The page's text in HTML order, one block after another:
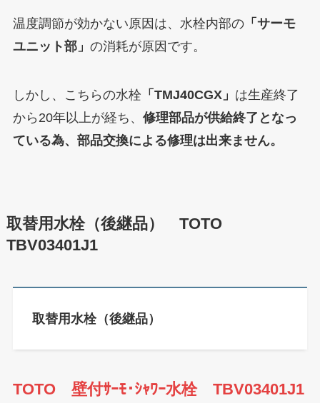
温度調節が効かない原因は、水栓内部の「サーモ
ユニット部」 の消耗が原因です。
しかし、こちらの水栓 「TMJ40CGX」 は生産終了
から20年以上が経ち、 修理部品が供給終了となっ
ている為、部品交換による修理は出来ません。
取替用水栓（後継品） TOTO
TBV03401J1
取替用水栓（後継品）
TOTO 壁付ｻｰﾓ･ｼｬﾜｰ水栓 TBV03401J1